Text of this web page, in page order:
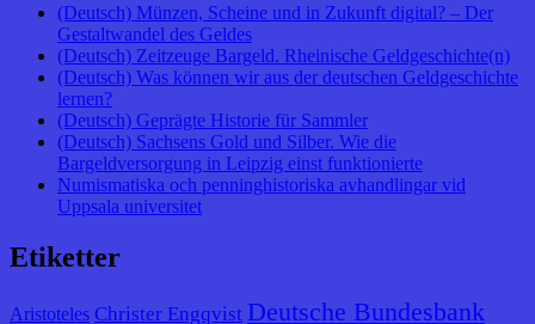
(Deutsch) Münzen, Scheine und in Zukunft digital? – Der
Gestaltwandel des Geldes
(Deutsch) Zeitzeuge Bargeld. Rheinische Geldgeschichte(n)
(Deutsch) Was können wir aus der deutschen Geldgeschichte
lernen?
(Deutsch) Geprägte Historie für Sammler
(Deutsch) Sachsens Gold und Silber. Wie die
Bargeldversorgung in Leipzig einst funktionierte
Numismatiska och penninghistoriska avhandlingar vid
Uppsala universitet
Etiketter
Aristoteles Christer Engqvist Deutsche Bundesbank